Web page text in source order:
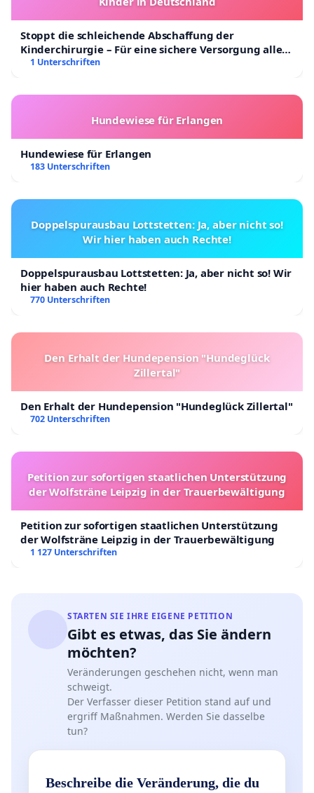
Stoppt die schleichende Abschaffung der
Kinderchirurgie – Für eine sichere Versorgung aller
Kinder in Deutschland
1 Unterschriften
Hundewiese für Erlangen
Hundewiese für Erlangen
183 Unterschriften
Doppelspurausbau Lottstetten: Ja, aber nicht so!
Wir hier haben auch Rechte!
Doppelspurausbau Lottstetten: Ja, aber nicht so! Wir
hier haben auch Rechte!
770 Unterschriften
Den Erhalt der Hundepension "Hundeglück
Zillertal"
Den Erhalt der Hundepension "Hundeglück Zillertal"
702 Unterschriften
Petition zur sofortigen staatlichen Unterstützung
der Wolfsträne Leipzig in der Trauerbewältigung
Petition zur sofortigen staatlichen Unterstützung
der Wolfsträne Leipzig in der Trauerbewältigung
1 127 Unterschriften
STARTEN SIE IHRE EIGENE PETITION
Gibt es etwas, das Sie ändern
möchten?
Veränderungen geschehen nicht, wenn man
schweigt.
Der Verfasser dieser Petition stand auf und
ergriff Maßnahmen. Werden Sie dasselbe
tun?
Beschreibe die Veränderung, die du